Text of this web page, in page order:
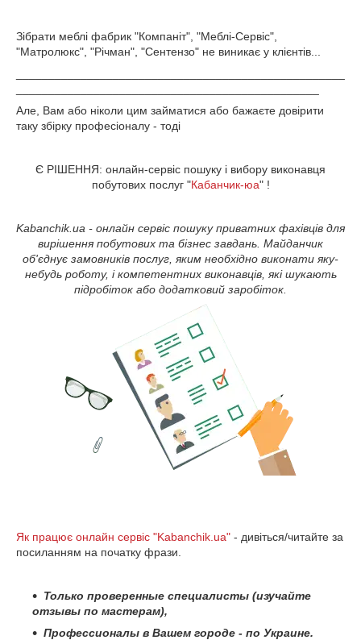
Зібрати меблі фабрик "Компаніт", "Меблі-Сервіс",
"Матролюкс", "Річман", "Сентензо" не виникає у клієнтів...
Але, Вам або ніколи цим займатися або бажаєте довірити
таку збірку професіоналу - тоді
Є РІШЕННЯ: онлайн-сервіс пошуку і вибору виконавця
побутових послуг "Кабанчик-юа" !
Kabanchik.ua - онлайн сервіс пошуку приватних фахівців для
вирішення побутових та бізнес завдань. Майданчик
об'єднує замовників послуг, яким необхідно виконати яку-
небудь роботу, і компетентних виконавців, які шукають
підробіток або додатковий заробіток.
Як працює онлайн сервіс "Kabanchik.ua" - дивіться/читайте за
посиланням на початку фрази.
Только проверенные специалисты (изучайте
отзывы по мастерам),
Профессионалы в Вашем городе - по Украине.